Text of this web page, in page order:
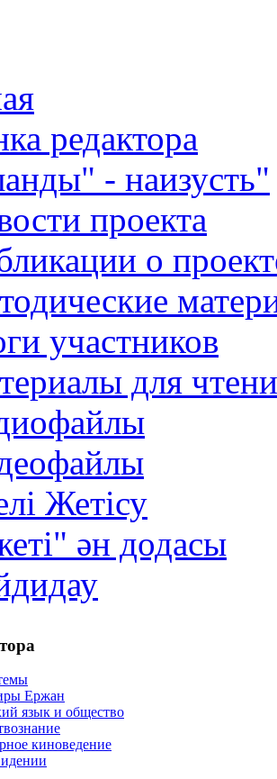
редактора
- наизусть"
проекта
о
участников
для
Жетiсу
ән додасы
Ержан
язык и общество
киноведение